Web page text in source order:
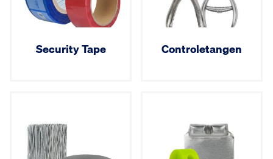
Security Tape Controle­tangen